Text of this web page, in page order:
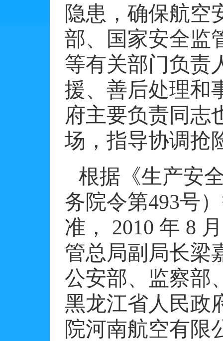
隐患，确保航空
部、国家安全监
等有关部门负责
援、善后处理和
府主要负责同志
场，指导协调抢
根据《生产安
务院令第493号
准，
2010 年 8 月
管总局副局长梁
公安部、监察部
黑龙江省人民政
院河南航空有限